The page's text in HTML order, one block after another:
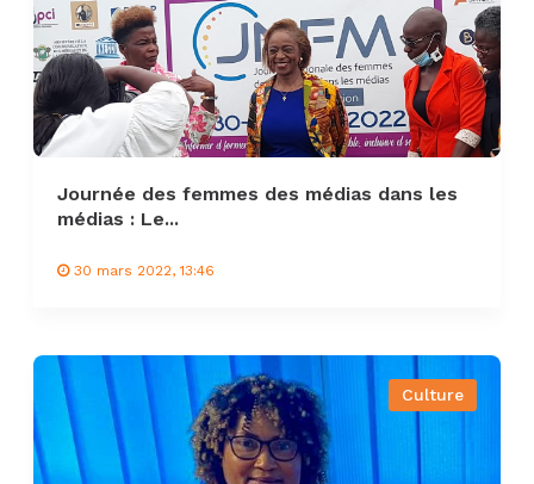
Journée des femmes des médias dans les
médias : Le...
30 mars 2022, 13:46
Culture